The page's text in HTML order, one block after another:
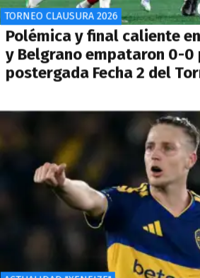
TORNEO CLAUSURA 2026
Polémica y final caliente
y Belgrano empataron 0-0
postergada Fecha 2 del